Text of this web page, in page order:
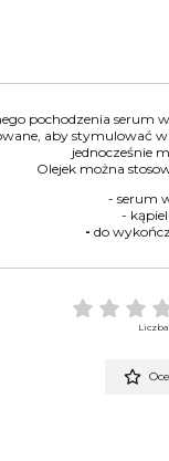
pochodzenia
aby
jednocześnie
Olejek można
- serum
-
- do